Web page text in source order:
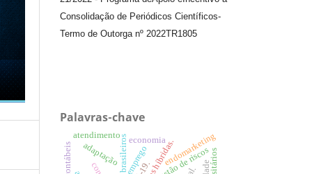
Consolidação de Periódicos Científicos-
Termo de Outorga nº 2022TR1805
Palavras-chave
gestão de riscos
adaptação
atendimento economiaendomarketing
emprego